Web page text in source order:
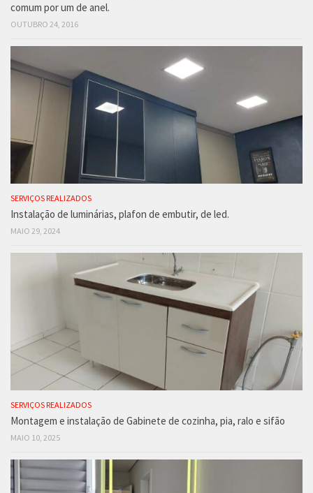
comum por um de anel.
OUTUBRO 24, 2016
SERVIÇOS REALIZADOS
Instalação de luminárias, plafon de embutir, de led.
MAIO 29, 2024
SERVIÇOS REALIZADOS
Montagem e instalação de Gabinete de cozinha, pia, ralo e sifão
MAIO 10, 2025